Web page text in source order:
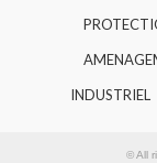
INDUSTRIEL
© All